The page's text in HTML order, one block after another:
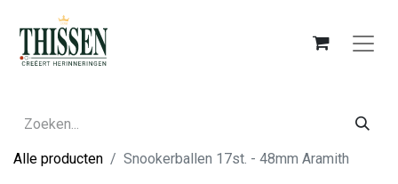
Alle producten Snookerballen 17st. - 48mm Aramith